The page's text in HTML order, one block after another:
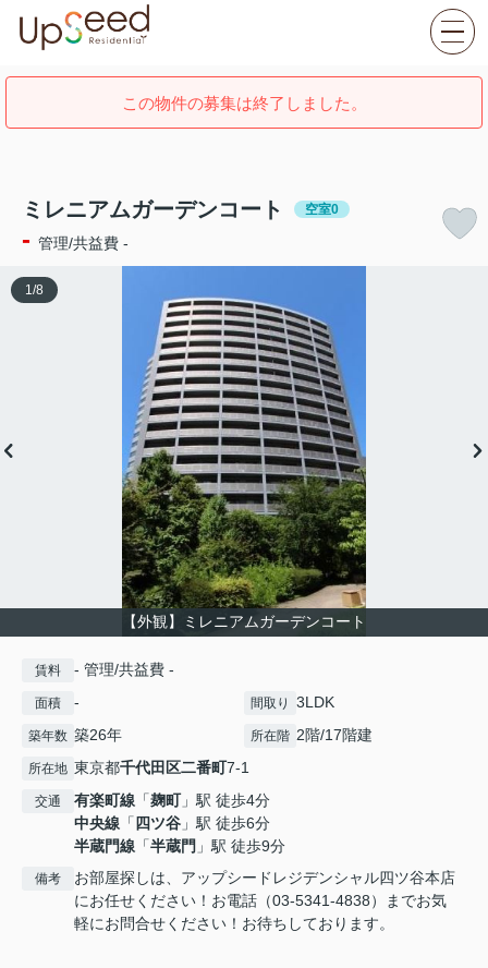
この物件の募集は終了しました。
ミレニアムガーデンコート 空室0
- 管理/共益費 -
【外観】ミレニアムガーデンコート
1 /8
賃料 - 管理/共益費 -
面積 - 間取り 3LDK
築年数 築26年 所在階 2階/17階建
所在地 東京都千代田区二番町7-1
交通 有楽町線 「麹町」駅 徒歩4分
中央線 「 四ツ谷 」駅 徒歩6分
半蔵門線 「半蔵門 」駅 徒歩9分
備考
お部屋探しは、アップシードレジデンシャル四ツ谷本店
にお任せください！お電話（03-5341-4838）までお気
軽にお問合せください！お待ちしております。